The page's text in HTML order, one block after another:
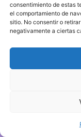
consentimiento de estas
el comportamiento de
sitio. No consentir o
negativamente a ciertas